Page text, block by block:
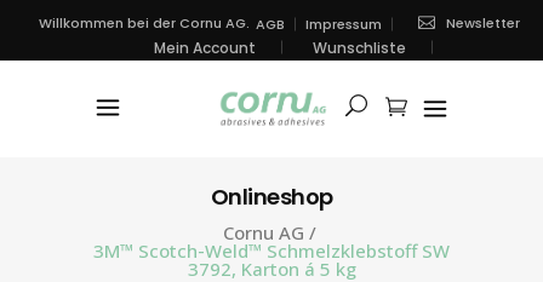
Willkommen bei der Cornu AG. AGB Impressum Newsletter
Mein Account Wunschliste
Onlineshop
Cornu AG /
3M™ Scotch-Weld™ Schmelzklebstoff SW
3792, Karton á 5 kg